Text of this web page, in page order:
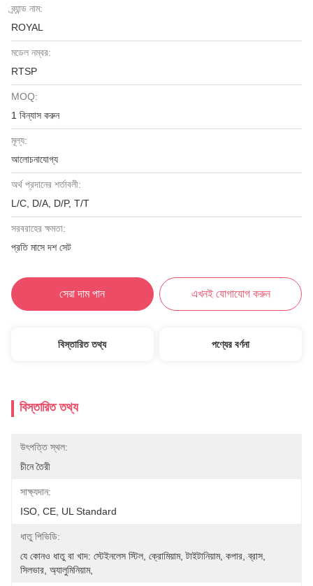
ব্র্যান্ড নাম:
ROYAL
মডেল নম্বর:
RTSP
MOQ:
1 বিন্যাস করুন
মূল্য:
আলোচনাযোগ্য
অর্থ প্রদানের শর্তাবলী:
L/C, D/A, D/P, T/T
সরবরাহের ক্ষমতা:
প্রতি মাসে দশ সেট
সেরা দাম পান এখনই যোগাযোগ করুন
বিস্তারিত তথ্য পণ্যের বর্ণনা
বিস্তারিত তথ্য
উৎপত্তি স্থল:
চীনে তৈরী
সাক্ষ্যদান:
ISO, CE, UL Standard
ধাতু পিভিডি:
যে কোনও ধাতু বা খাদ: স্টেইনলেস স্টিল, ক্রোমিয়াম, টাইটানিয়াম, কপার, ব্রাস,
সিলভার, অ্যালুমিনিয়াম,